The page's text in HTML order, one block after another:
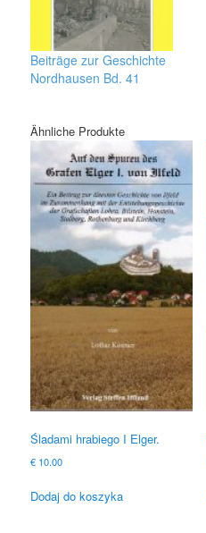
Beiträge zur Geschichte
Nordhausen Bd. 41
Ähnliche Produkte
Śladami hrabiego I Elger.
€ 10.00
Dodaj do koszyka